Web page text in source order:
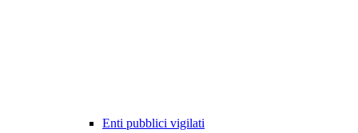
Enti pubblici vigilati